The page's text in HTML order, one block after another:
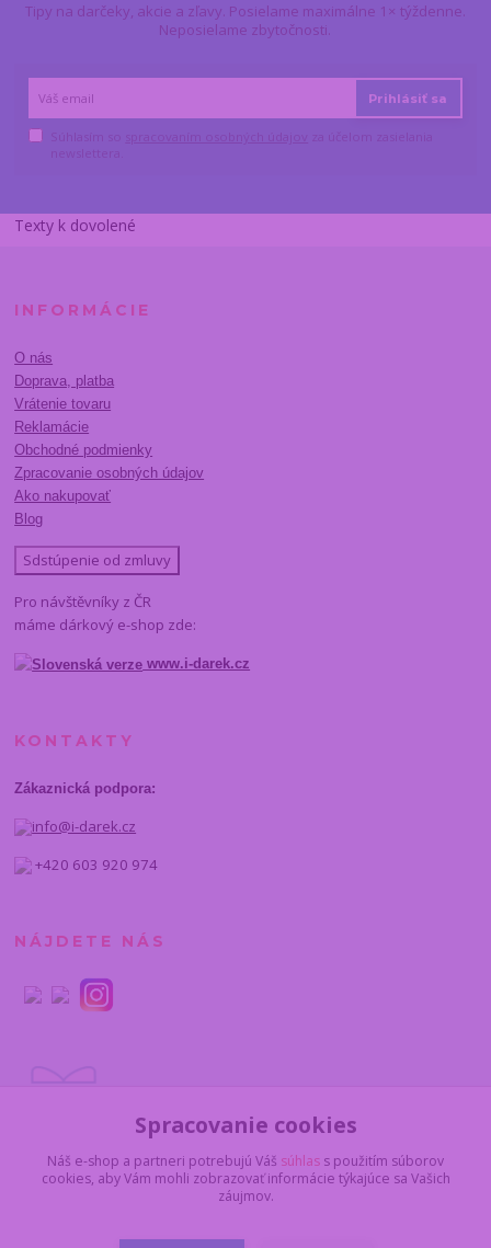
Tipy na darčeky, akcie a zľavy. Posielame maximálne 1× týždenne.
Neposielame zbytočnosti.
Prihlásiť sa
Texty k dovolené
INFORMÁCIE
O nás
Doprava, platba
Vrátenie tovaru
Reklamácie
Obchodné podmienky
Zpracovanie osobných údajov
Ako nakupovať
Blog
Sdstúpenie od zmluvy
Pro návštěvníky z ČR
máme dárkový e-shop zde:
www.i-darek.cz
KONTAKTY
Zákaznická podpora:
info@i-darek.cz
+420 603 920 974
NÁJDETE NÁS
Spracovanie cookies
Náš e-shop a partneri potrebujú Váš súhlas s použitím súborov
cookies, aby Vám mohli zobrazovať informácie týkajúce sa Vašich
záujmov.